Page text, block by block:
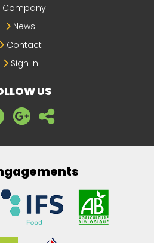
Company
News
Contact
Sign in
US